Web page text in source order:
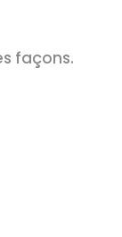
façons.